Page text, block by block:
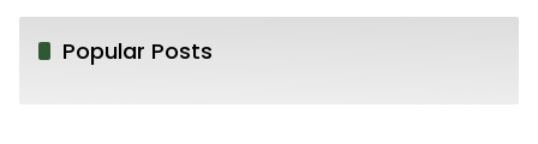
Popular Posts